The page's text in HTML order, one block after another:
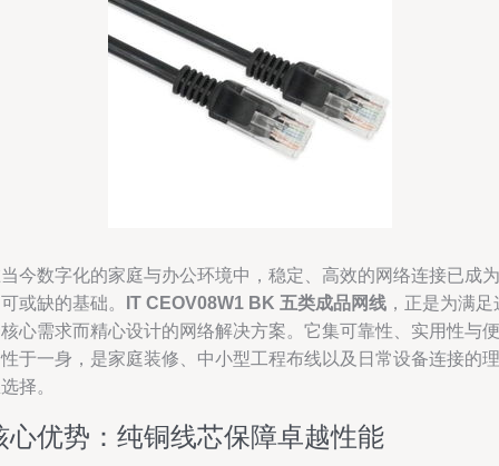
今数字化的家庭与办公环境中，稳定、高效的网络连接已成为
或缺的基础。
IT CEOV08W1 BK 五类成品网线 ，正是为满足
心需求而精心设计的网络解决方案。它集可靠性、实用性与便
于一身，是家庭装修、中小型工程布线以及日常设备连接的理
择。
心优势：纯铜线芯保障卓越性能